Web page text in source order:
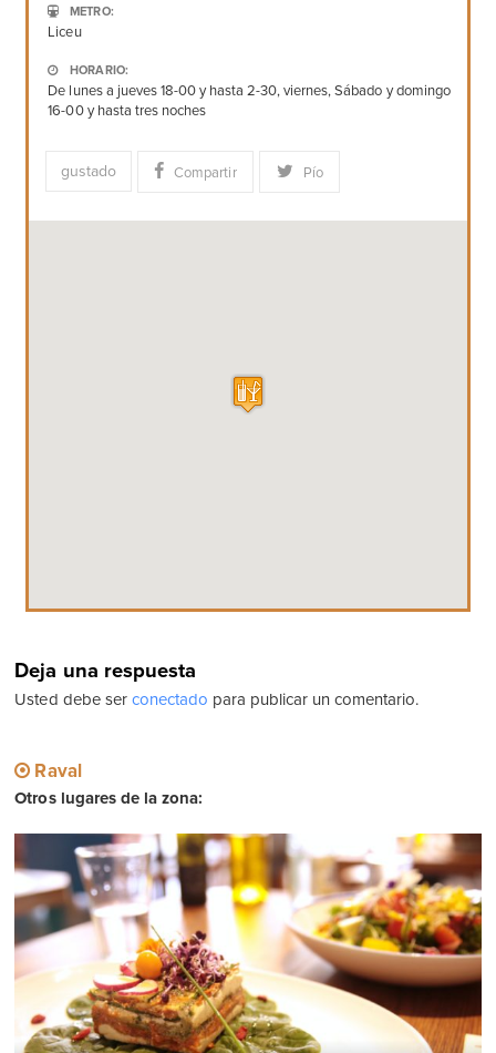
METRO:
Liceu
HORARIO:
De lunes a jueves 18-00 y hasta 2-30, viernes, Sábado y domingo
16-00 y hasta tres noches
gustado Compartir Pío
Deja una respuesta
Usted debe ser conectado para publicar un comentario.
Raval
Otros lugares de la zona: